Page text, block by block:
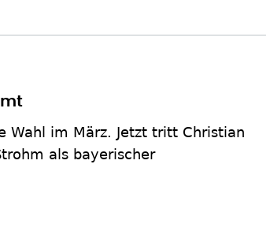
Wahl im März. Jetzt tritt Christian
als bayerischer